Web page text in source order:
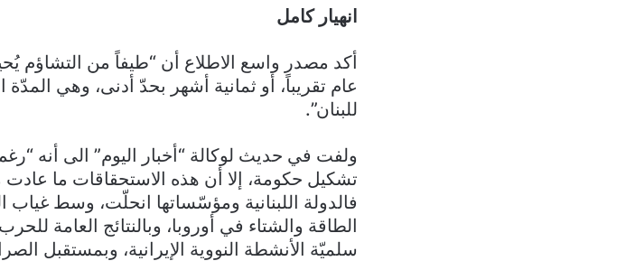
انهيار كامل
أكد مصدر واسع الاطلاع أن “طيفاً من التشاؤم
عام تقريباً، أو ثمانية أشهر بحدّ أدنى، وهي المدّة
للبنان”.
ولفت في حديث لوكالة “أخبار اليوم” الى أنه
تشكيل حكومة، إلا أن هذه الاستحقاقات ما عادت
فالدولة اللبنانية ومؤسّساتها انحلّت، وسط
الطاقة والشتاء في أوروبا، وبالنتائج العامة
سلميّة الأنشطة النووية الإيرانية، وبمستقبل